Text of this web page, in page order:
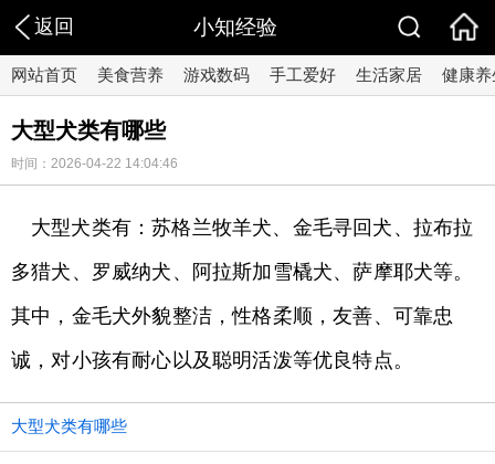
返回 小知经验
网站首页 美食营养 游戏数码 手工爱好 生活家居 健康养
大型犬类有哪些
时间：2026-04-22 14:04:46
大型犬类有：苏格兰牧羊犬、金毛寻回犬、拉布拉
多猎犬、罗威纳犬、阿拉斯加雪橇犬、萨摩耶犬等。
其中，金毛犬外貌整洁，性格柔顺，友善、可靠忠
诚，对小孩有耐心以及聪明活泼等优良特点。
大型犬类有哪些